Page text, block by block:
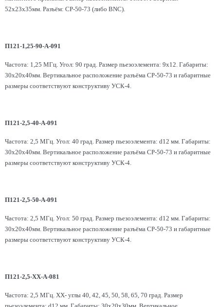
52x23х35мм. Разъём: СР-50-73 (либо BNC).
П121-1,25-90-А-091
Частота: 1,25 МГц. Угол: 90 град. Размер пьезоэлемента: 9х12. Габариты:
30x20х40мм. Вертикальное расположение разъёма СР-50-73 и габаритные
размеры соответствуют конструктиву УСК-4.
П121-2,5-40-А-091
Частота: 2,5 МГц. Угол: 40 град. Размер пьезоэлемента: d12 мм. Габариты:
30x20х40мм. Вертикальное расположение разъёма СР-50-73 и габаритные
размеры соответствуют конструктиву УСК-4.
П121-2,5-50-А-091
Частота: 2,5 МГц. Угол: 50 град. Размер пьезоэлемента: d12 мм. Габариты:
30x20х40мм. Вертикальное расположение разъёма СР-50-73 и габаритные
размеры соответствуют конструктиву УСК-4.
П121-2,5-ХХ-А-081
Частота: 2,5 МГц. ХХ- углы 40, 42, 45, 50, 58, 65, 70 град. Размер